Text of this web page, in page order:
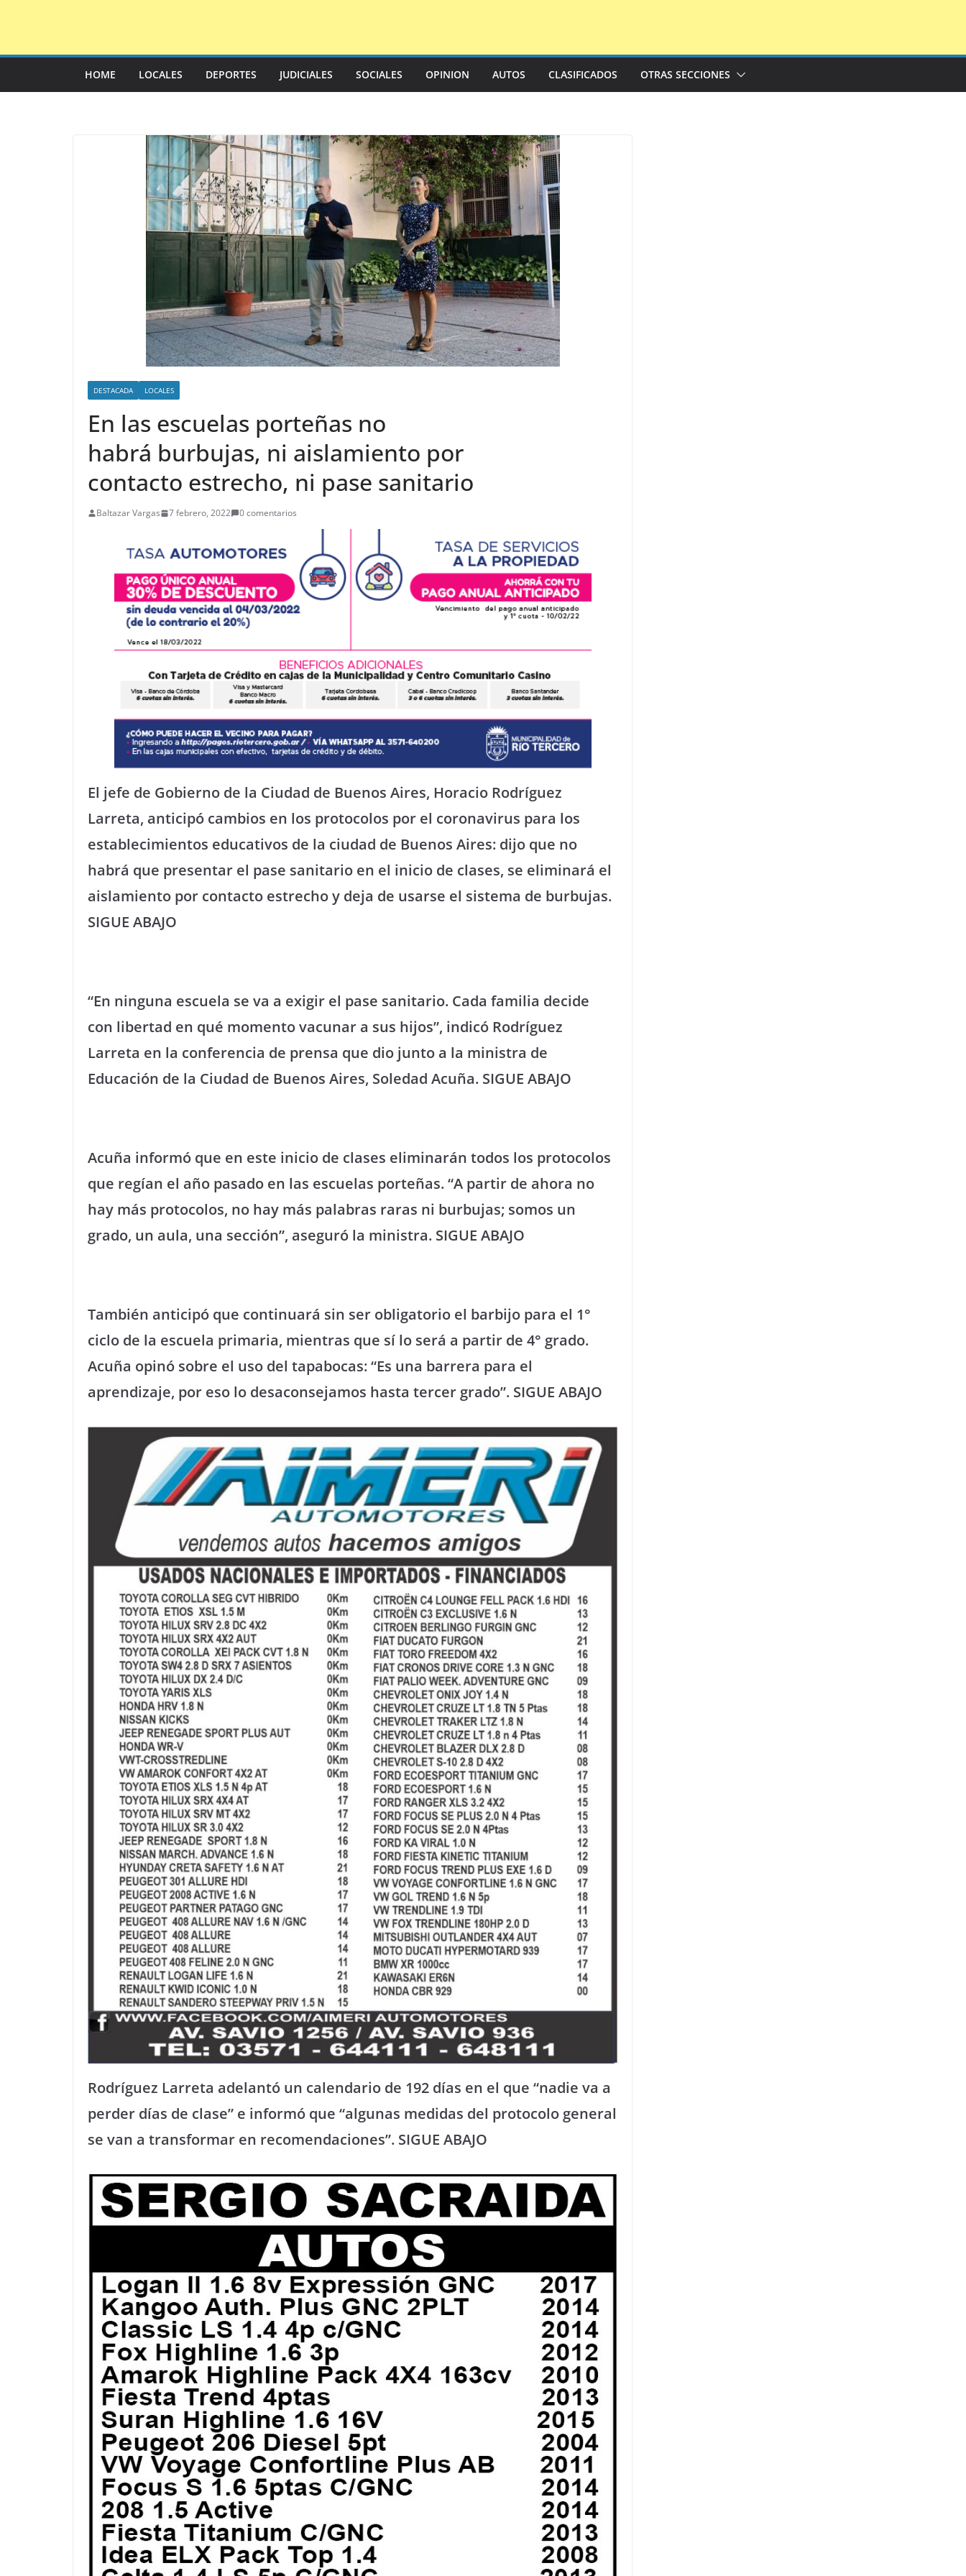
HOME LOCALES DEPORTES JUDICIALES SOCIALES OPINION AUTOS CLASIFICADOS OTRAS SECCIONES
DESTACADA LOCALES
En las escuelas porteñas no
habrá burbujas, ni aislamiento por
contacto estrecho, ni pase sanitario
Baltazar Vargas 7 febrero, 2022 0 comentarios
El jefe de Gobierno de la Ciudad de Buenos Aires, Horacio Rodríguez
Larreta, anticipó cambios en los protocolos por el coronavirus para los
establecimientos educativos de la ciudad de Buenos Aires: dijo que no
habrá que presentar el pase sanitario en el inicio de clases, se eliminará el
aislamiento por contacto estrecho y deja de usarse el sistema de burbujas.
SIGUE ABAJO
“En ninguna escuela se va a exigir el pase sanitario. Cada familia decide
con libertad en qué momento vacunar a sus hijos”, indicó Rodríguez
Larreta en la conferencia de prensa que dio junto a la ministra de
Educación de la Ciudad de Buenos Aires, Soledad Acuña. SIGUE ABAJO
Acuña informó que en este inicio de clases eliminarán todos los protocolos
que regían el año pasado en las escuelas porteñas. “A partir de ahora no
hay más protocolos, no hay más palabras raras ni burbujas; somos un
grado, un aula, una sección”, aseguró la ministra. SIGUE ABAJO
También anticipó que continuará sin ser obligatorio el barbijo para el 1°
ciclo de la escuela primaria, mientras que sí lo será a partir de 4° grado.
Acuña opinó sobre el uso del tapabocas: “Es una barrera para el
aprendizaje, por eso lo desaconsejamos hasta tercer grado”. SIGUE ABAJO
Rodríguez Larreta adelantó un calendario de 192 días en el que “nadie va a
perder días de clase” e informó que “algunas medidas del protocolo general
se van a transformar en recomendaciones”. SIGUE ABAJO